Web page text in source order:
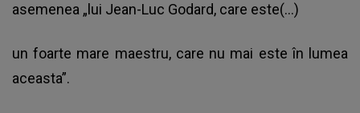
asemenea „lui Jean-Luc Godard, care este(...)
un foarte mare maestru, care nu mai este în lumea
aceasta”.